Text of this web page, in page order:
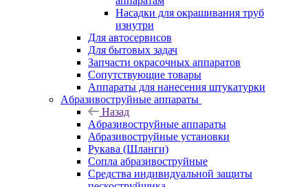
Насадки для окрашивания труб
изнутри
Для автосервисов
Для бытовых задач
Запчасти окрасочных аппаратов
Сопутствующие товары
Аппараты для нанесения штукатурки
Aбразивоструйные аппараты
Назад
Aбразивоструйные аппараты
Абразивоструйные установки
Рукава (Шланги)
Сопла абразивоструйные
Средства индивидуальной защиты